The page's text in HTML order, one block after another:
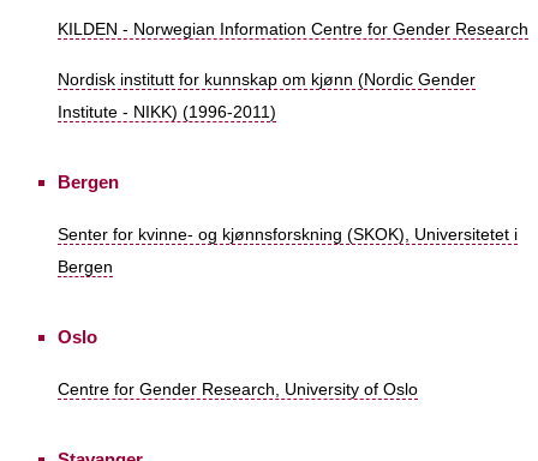
KILDEN - Norwegian Information Centre for Gender Research
Nordisk institutt for kunnskap om kjønn (Nordic Gender
Institute - NIKK) (1996-2011)
Bergen
Senter for kvinne- og kjønnsforskning (SKOK), Universitetet i
Bergen
Oslo
Centre for Gender Research, University of Oslo